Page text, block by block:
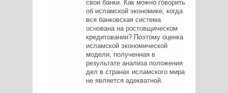
свои банки. Как можно говорить
об исламской экономике, когда
вся банковская система
основана на ростовщическом
кредитовании? Поэтому оценка
исламской экономической
модели, полученная в
результате анализа положения
дел в странах исламского мира
не является адекватной.